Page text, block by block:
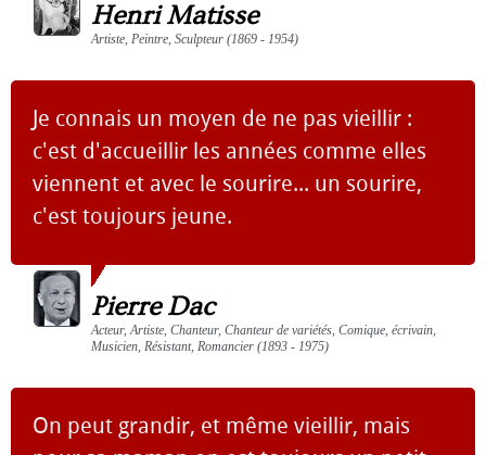
Henri Matisse
Artiste, Peintre, Sculpteur (1869 - 1954)
Je connais un moyen de ne pas vieillir :
c'est d'accueillir les années comme elles
viennent et avec le sourire... un sourire,
c'est toujours jeune.
Pierre Dac
Acteur, Artiste, Chanteur, Chanteur de variétés, Comique, écrivain,
Musicien, Résistant, Romancier (1893 - 1975)
On peut grandir, et même vieillir, mais